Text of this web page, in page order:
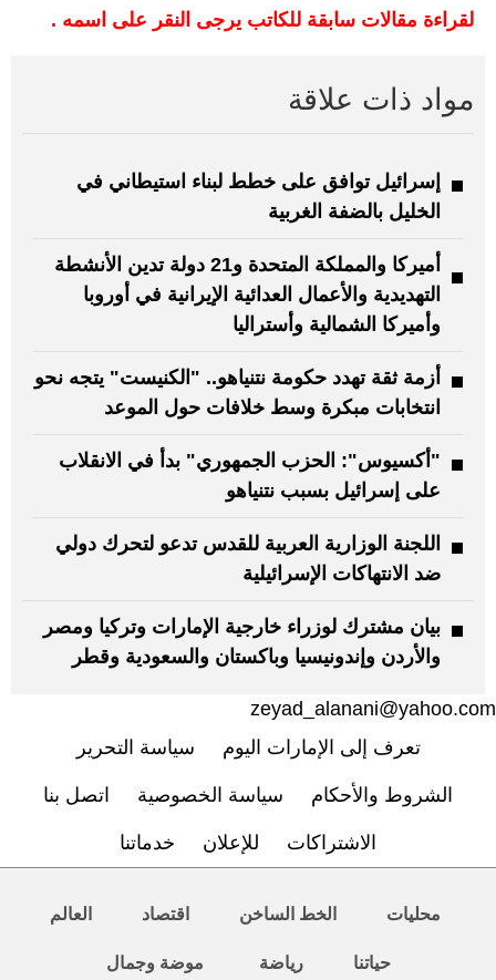
لقراءة مقالات سابقة للكاتب يرجى النقر على اسمه .
مواد ذات علاقة
إسرائيل توافق على خطط لبناء استيطاني في
الخليل بالضفة الغربية
أميركا والمملكة المتحدة و21 دولة تدين الأنشطة
التهديدية والأعمال العدائية الإيرانية في أوروبا
وأميركا الشمالية وأستراليا
أزمة ثقة تهدد حكومة نتنياهو.. "الكنيست" يتجه نحو
انتخابات مبكرة وسط خلافات حول الموعد
"أكسيوس": الحزب الجمهوري" بدأ في الانقلاب
على إسرائيل بسبب نتنياهو
اللجنة الوزارية العربية للقدس تدعو لتحرك دولي
ضد الانتهاكات الإسرائيلية
بيان مشترك لوزراء خارجية الإمارات وتركيا ومصر
والأردن وإندونيسيا وباكستان والسعودية وقطر
zeyad_alanani@yahoo.com
تعرف إلى الإمارات اليوم
سياسة التحرير
الشروط والأحكام سياسة الخصوصية اتصل بنا
الاشتراكات للإعلان خدماتنا
محليات الخط الساخن اقتصاد العالم
حياتنا رياضة موضة وجمال